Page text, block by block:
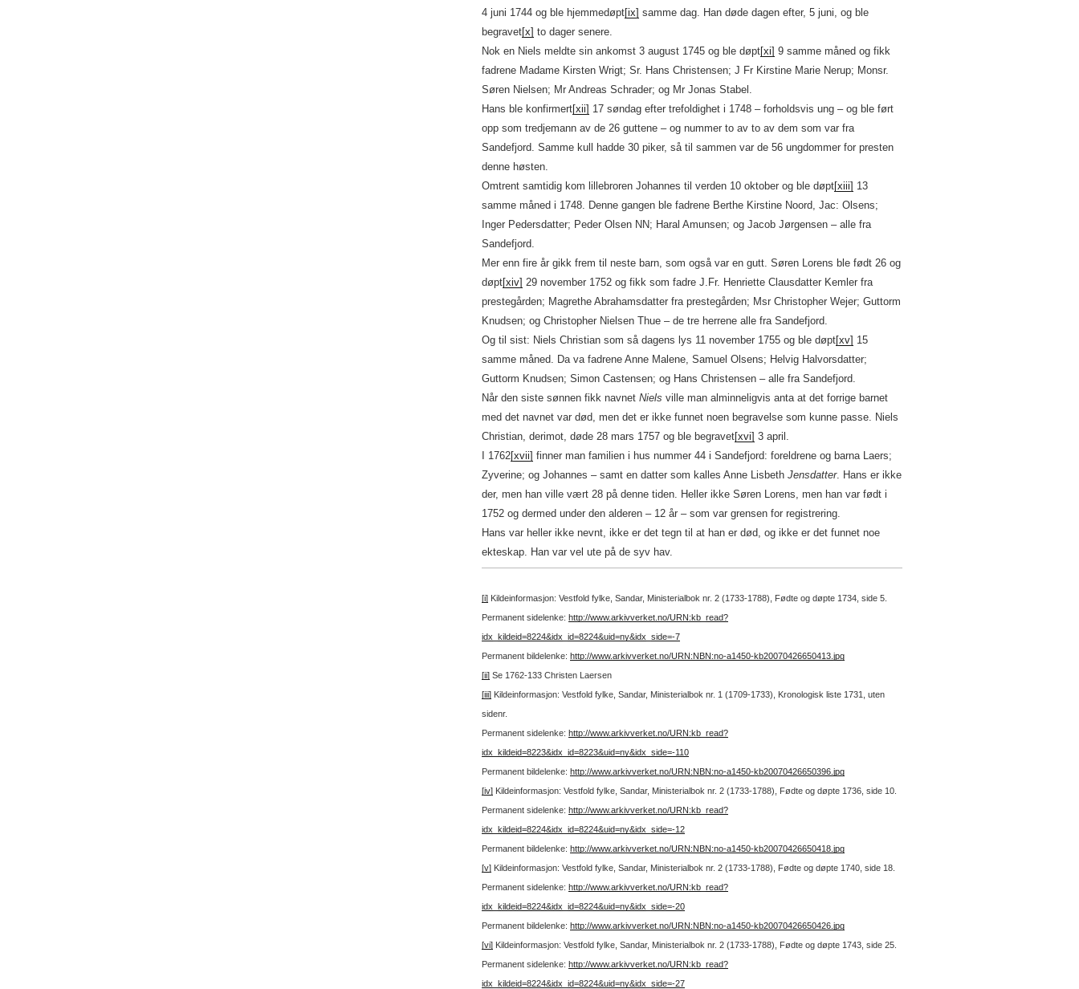
4 juni 1744 og ble hjemmedøpt[ix] samme dag. Han døde dagen efter, 5 juni, og ble
begravet[x] to dager senere.
Nok en Niels meldte sin ankomst 3 august 1745 og ble døpt[xi] 9 samme måned og fikk
fadrene Madame Kirsten Wrigt; Sr. Hans Christensen; J Fr Kirstine Marie Nerup; Monsr.
Søren Nielsen; Mr Andreas Schrader; og Mr Jonas Stabel.
Hans ble konfirmert[xii] 17 søndag efter trefoldighet i 1748 – forholdsvis ung – og ble ført
opp som tredjemann av de 26 guttene – og nummer to av to av dem som var fra
Sandefjord. Samme kull hadde 30 piker, så til sammen var de 56 ungdommer for presten
denne høsten.
Omtrent samtidig kom lillebroren Johannes til verden 10 oktober og ble døpt[xiii] 13
samme måned i 1748. Denne gangen ble fadrene Berthe Kirstine Noord, Jac: Olsens;
Inger Pedersdatter; Peder Olsen NN; Haral Amunsen; og Jacob Jørgensen – alle fra
Sandefjord.
Mer enn fire år gikk frem til neste barn, som også var en gutt. Søren Lorens ble født 26 og
døpt[xiv] 29 november 1752 og fikk som fadre J.Fr. Henriette Clausdatter Kemler fra
prestegården; Magrethe Abrahamsdatter fra prestegården; Msr Christopher Wejer; Guttorm
Knudsen; og Christopher Nielsen Thue – de tre herrene alle fra Sandefjord.
Og til sist: Niels Christian som så dagens lys 11 november 1755 og ble døpt[xv] 15
samme måned. Da va fadrene Anne Malene, Samuel Olsens; Helvig Halvorsdatter;
Guttorm Knudsen; Simon Castensen; og Hans Christensen – alle fra Sandefjord.
Når den siste sønnen fikk navnet Niels ville man alminneligvis anta at det forrige barnet
med det navnet var død, men det er ikke funnet noen begravelse som kunne passe. Niels
Christian, derimot, døde 28 mars 1757 og ble begravet[xvi] 3 april.
I 1762[xvii] finner man familien i hus nummer 44 i Sandefjord: foreldrene og barna Laers;
Zyverine; og Johannes – samt en datter som kalles Anne Lisbeth Jensdatter. Hans er ikke
der, men han ville vært 28 på denne tiden. Heller ikke Søren Lorens, men han var født i
1752 og dermed under den alderen – 12 år – som var grensen for registrering.
Hans var heller ikke nevnt, ikke er det tegn til at han er død, og ikke er det funnet noe
ekteskap. Han var vel ute på de syv hav.
[i]Kildeinformasjon: Vestfold fylke, Sandar, Ministerialbok nr. 2 (1733-1788), Fødte og døpte 1734, side 5.
Permanent sidelenke: http://www.arkivverket.no/URN:kb_read?
idx_kildeid=8224&idx_id=8224&uid=ny&idx_side=-7
Permanent bildelenke: http://www.arkivverket.no/URN:NBN:no-a1450-kb20070426650413.jpg
[ii]Se 1762-133 Christen Laersen
[iii]Kildeinformasjon: Vestfold fylke, Sandar, Ministerialbok nr. 1 (1709-1733), Kronologisk liste 1731, uten
sidenr.
Permanent sidelenke: http://www.arkivverket.no/URN:kb_read?
idx_kildeid=8223&idx_id=8223&uid=ny&idx_side=-110
Permanent bildelenke: http://www.arkivverket.no/URN:NBN:no-a1450-kb20070426650396.jpg
[iv]Kildeinformasjon: Vestfold fylke, Sandar, Ministerialbok nr. 2 (1733-1788), Fødte og døpte 1736, side 10.
Permanent sidelenke: http://www.arkivverket.no/URN:kb_read?
idx_kildeid=8224&idx_id=8224&uid=ny&idx_side=-12
Permanent bildelenke: http://www.arkivverket.no/URN:NBN:no-a1450-kb20070426650418.jpg
[v]Kildeinformasjon: Vestfold fylke, Sandar, Ministerialbok nr. 2 (1733-1788), Fødte og døpte 1740, side 18.
Permanent sidelenke: http://www.arkivverket.no/URN:kb_read?
idx_kildeid=8224&idx_id=8224&uid=ny&idx_side=-20
Permanent bildelenke: http://www.arkivverket.no/URN:NBN:no-a1450-kb20070426650426.jpg
[vi]Kildeinformasjon: Vestfold fylke, Sandar, Ministerialbok nr. 2 (1733-1788), Fødte og døpte 1743, side 25.
Permanent sidelenke: http://www.arkivverket.no/URN:kb_read?
idx_kildeid=8224&idx_id=8224&uid=ny&idx_side=-27